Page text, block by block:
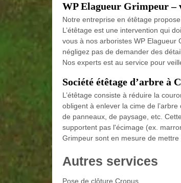
WP Elagueur Grimpeur –
Notre entreprise en étêtage
L’étêtage est une intervention qui
vous à nos arboristes WP Elagueur
négligez pas de demander des
Nos experts est au service pour
Société étêtage d’arbre à
L’étêtage consiste à réduire la
obligent à enlever la cime de
de panneaux, de paysage, etc.
supportent pas l'écimage (ex.
Grimpeur sont en mesure de
Autres services
Pose de clôture Cropus